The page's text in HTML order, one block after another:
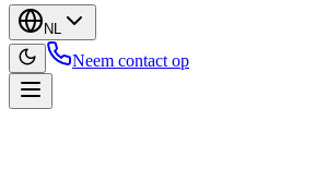
NL
Neem contact op